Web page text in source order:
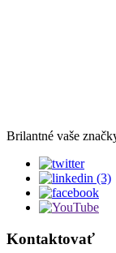
Brilantné vaše
Kontaktovať